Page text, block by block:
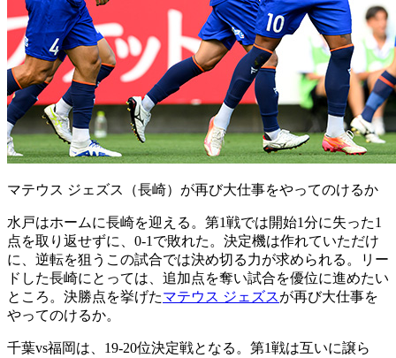
マテウス ジェズス（長崎）が再び大仕事をやってのけるか
水戸はホームに長崎を迎える。第1戦では開始1分に失った1
点を取り返せずに、0-1で敗れた。決定機は作れていただけ
に、逆転を狙うこの試合では決め切る力が求められる。リー
ドした長崎にとっては、追加点を奪い試合を優位に進めたい
ところ。決勝点を挙げたマテウス ジェズスが再び大仕事を
やってのけるか。
千葉vs福岡は、19-20位決定戦となる。第1戦は互いに譲ら